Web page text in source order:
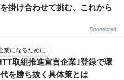
掛け合わせて挑む、これから
Sponsored
業になるために
取組推進宣言企業｣登録で環
を勝ち抜く具体策とは